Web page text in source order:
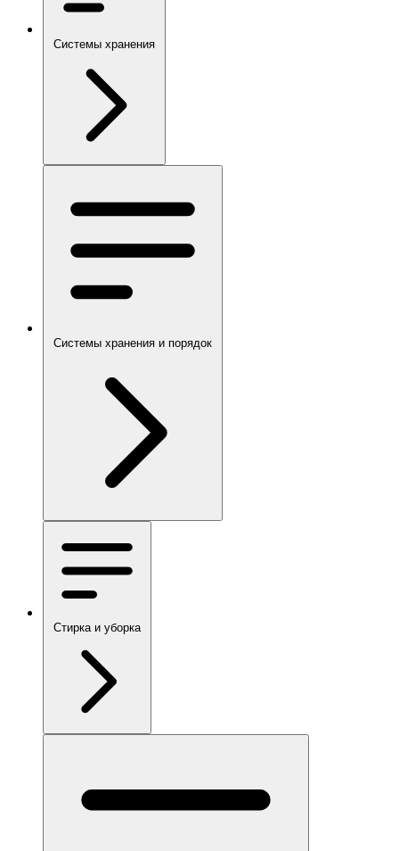
Системы хранения
Системы хранения и порядок
Стирка и уборка